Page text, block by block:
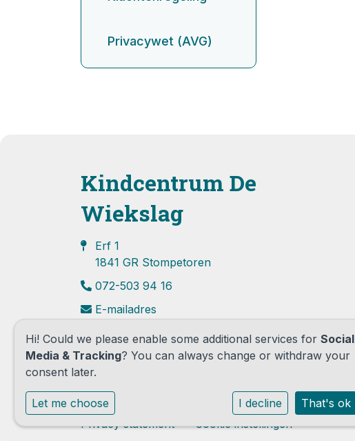
Privacywet (AVG)
Kindcentrum De
Wiekslag
Erf 1
1841 GR Stompetoren
072-503 94 16
E-mailadres
Privacy statement Cookie instellingen
Hi! Could we please enable some additional services for Social
Media & Tracking? You can always change or withdraw your
consent later.
Let me choose I decline That's ok